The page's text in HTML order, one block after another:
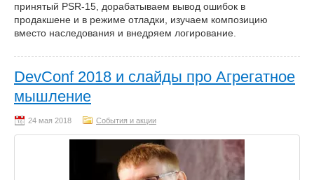
принятый PSR-15, дорабатываем вывод ошибок в
продакшене и в режиме отладки, изучаем композицию
вместо наследования и внедряем логирование.
DevConf 2018 и слайды про Агрегатное
мышление
События и акции